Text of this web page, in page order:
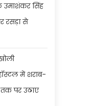
उमाशंकर सिंह
रसड़ा से
में शराब-
पर उठाए